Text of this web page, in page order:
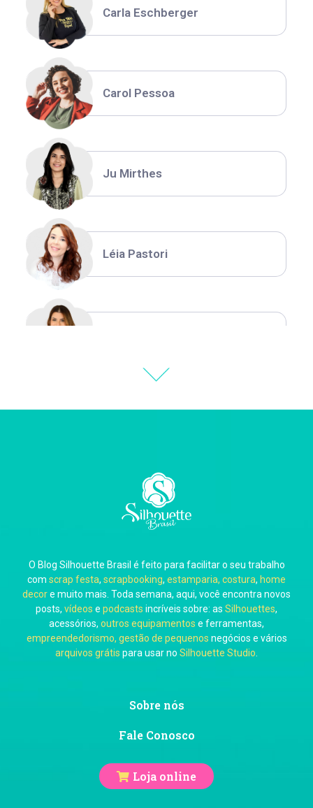
Carla Eschberger
Carol Pessoa
Ju Mirthes
Léia Pastori
Carla Eschberger
Carol Pessoa
Ju Mirthes
O Blog Silhouette Brasil é feito para facilitar o seu trabalho
com scrap festa, scrapbooking, estamparia, costura, home
decore muito mais. Toda semana, aqui, você encontra novos
posts, vídeos e podcasts incríveis sobre: as Silhouettes,
acessórios, outros equipamentos e ferramentas,
empreendedorismo, gestão de pequenos negócios e vários
arquivos grátis para usar no Silhouette Studio
Sobre nós
Fale Conosco
Loja online